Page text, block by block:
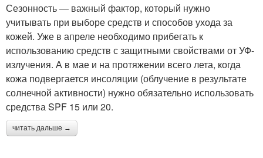
Сезонность — важный фактор, который нужно
учитывать при выборе средств и способов ухода за
кожей. Уже в апреле необходимо прибегать к
использованию средств с защитными свойствами от УФ-
излучения. А в мае и на протяжении всего лета, когда
кожа подвергается инсоляции (облучение в результате
солнечной активности) нужно обязательно использовать
средства SPF 15 или 20.
читать дальше →